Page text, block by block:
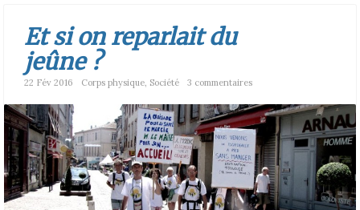
Et si on reparlait du
jeûne ?
22 Fév 2016 Corps physique, Société 3 commentaires